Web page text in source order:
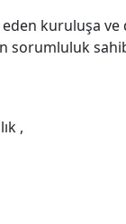
kuruluşa
sorumluluk
,